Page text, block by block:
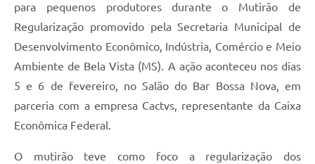
para pequenos produtores durante o Mutirão de
Regularização promovido pela Secretaria Municipal de
Desenvolvimento Econômico, Indústria, Comércio e Meio
Ambiente de Bela Vista (MS). A ação aconteceu nos dias
5 e 6 de fevereiro, no Salão do Bar Bossa Nova, em
parceria com a empresa Cactvs, representante da Caixa
Econômica Federal.
O mutirão teve como foco a regularização dos